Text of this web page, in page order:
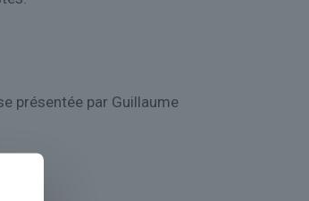
présentée par Guillaume